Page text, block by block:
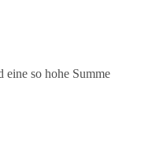
eine so hohe Summe